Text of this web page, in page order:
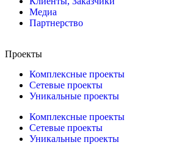
Медиа
Партнерство
Проекты
Комплексные проекты
Сетевые проекты
Уникальные проекты
Комплексные проекты
Сетевые проекты
Уникальные проекты